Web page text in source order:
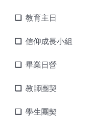
❑ 教育主日
❑ 信仰成長小組
❑ 畢業日營
❑ 教師團契
❑ 學生團契